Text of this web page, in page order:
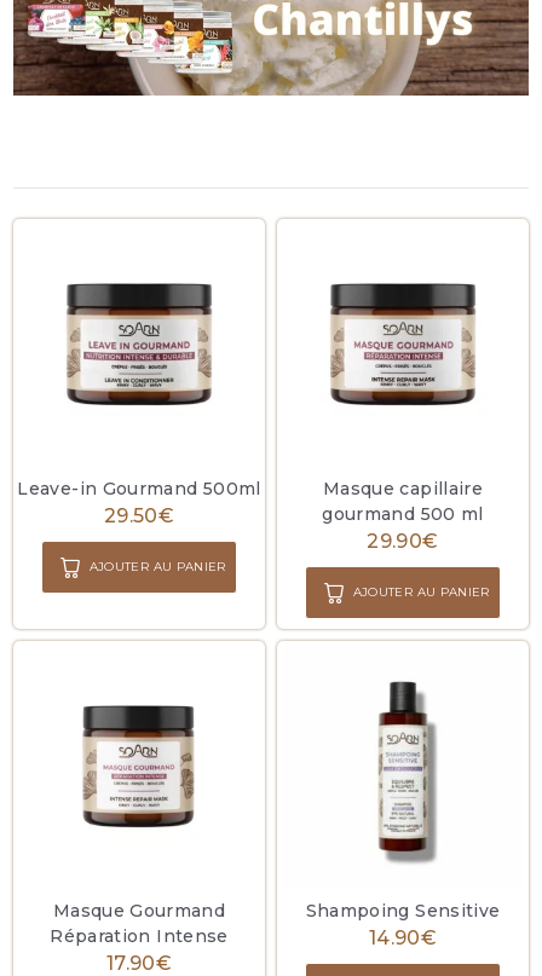
Leave-in Gourmand 500ml
29.50€
AJOUTER AU PANIER
Masque capillaire
gourmand 500 ml
29.90€
AJOUTER AU PANIER
Masque Gourmand
Réparation Intense
17.90€
Shampoing Sensitive
14.90€